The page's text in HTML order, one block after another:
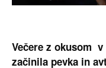
Večere z okusom
začinila pevka in